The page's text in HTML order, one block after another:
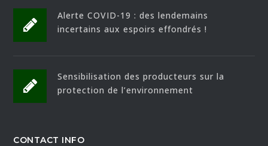
Alerte COVID-19 : des lendemains
incertains aux espoirs effondrés !
Sensibilisation des producteurs sur la
protection de l’environnement
CONTACT INFO